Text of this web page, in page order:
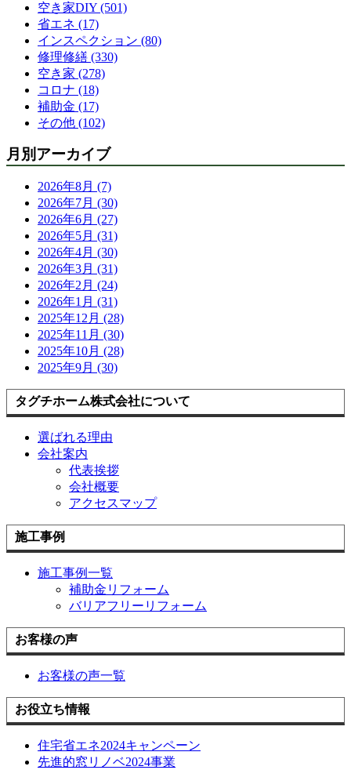
空き家DIY (501)
省エネ (17)
インスペクション (80)
修理修繕 (330)
空き家 (278)
コロナ (18)
補助金 (17)
その他 (102)
月別アーカイブ
2026年8月 (7)
2026年7月 (30)
2026年6月 (27)
2026年5月 (31)
2026年4月 (30)
2026年3月 (31)
2026年2月 (24)
2026年1月 (31)
2025年12月 (28)
2025年11月 (30)
2025年10月 (28)
2025年9月 (30)
タグチホーム株式会社について
選ばれる理由
会社案内
代表挨拶
会社概要
アクセスマップ
施工事例
施工事例一覧
補助金リフォーム
バリアフリーリフォーム
お客様の声
お客様の声一覧
お役立ち情報
住宅省エネ2024キャンペーン
先進的窓リノベ2024事業